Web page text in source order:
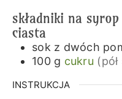
składniki na
ciasta
sok z dwóch
100 g cukru
INSTRUKCJA